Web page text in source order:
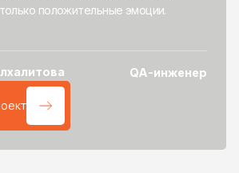
положительные эмоции.
QA-инженер